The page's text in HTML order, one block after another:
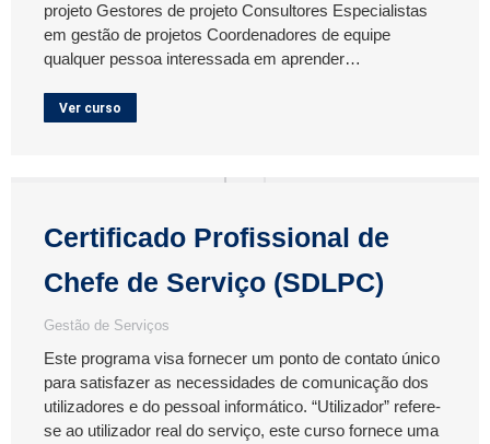
projeto Gestores de projeto Consultores Especialistas
em gestão de projetos Coordenadores de equipe
qualquer pessoa interessada em aprender…
Ver curso
Certificado Profissional de
Chefe de Serviço (SDLPC)
Gestão de Serviços
Este programa visa fornecer um ponto de contato único
para satisfazer as necessidades de comunicação dos
utilizadores e do pessoal informático. “Utilizador” refere-
se ao utilizador real do serviço, este curso fornece uma